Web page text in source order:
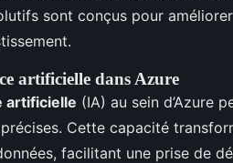
sont conçus pour
artificielle dans Azure
artificielle (IA) au sein d’Azure
Cette capacité
facilitant une prise de